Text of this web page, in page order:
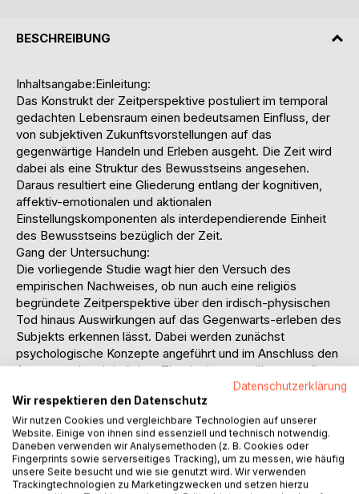
BESCHREIBUNG
Inhaltsangabe:Einleitung:
Das Konstrukt der Zeitperspektive postuliert im temporal
gedachten Lebensraum einen bedeutsamen Einfluss, der
von subjektiven Zukunftsvorstellungen auf das
gegenwärtige Handeln und Erleben ausgeht. Die Zeit wird
dabei als eine Struktur des Bewusstseins angesehen.
Daraus resultiert eine Gliederung entlang der kognitiven,
affektiv-emotionalen und aktionalen
Einstellungskomponenten als interdependierende Einheit
des Bewusstseins bezüglich der Zeit.
Gang der Untersuchung:
Die vorliegende Studie wagt hier den Versuch des
empirischen Nachweises, ob nun auch eine religiös
begründete Zeitperspektive über den irdisch-physischen
Tod hinaus Auswirkungen auf das Gegenwarts-erleben des
Subjekts erkennen lässt. Dabei werden zunächst
psychologische Konzepte angeführt und im Anschluss den
Aussagen der christlichen Theologie gegenübergestellt.
Denn diese thematisieren die Erfahrungsmöglichkeiten von
Gottes zeitenthobener Ewigkeit im präsenten Jetzt sowie
die menschliche Bestimmung einer transzendentalen und
endgültigen Teilhabe daran.
Der persönliche Glaube an ein ewiges Leben, welches die
christliche Tradition verheißt, stellt im empirischen Teil den
Ausgangspunkt dar. Eine so transzendental verlängerte
Datenschutzerklärung
Wir respektieren den Datenschutz
Wir nutzen Cookies und vergleichbare Technologien auf unserer
Website. Einige von ihnen sind essenziell und technisch notwendig.
Daneben verwenden wir Analysemethoden (z. B. Cookies oder
Fingerprints sowie serverseitiges Tracking), um zu messen, wie häufig
unsere Seite besucht und wie sie genutzt wird. Wir verwenden
Trackingtechnologien zu Marketingzwecken und setzen hierzu